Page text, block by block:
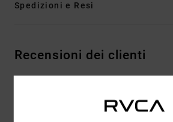
Spedizioni e Resi
Recensioni dei clienti
PUNTEGGIO MEDIO